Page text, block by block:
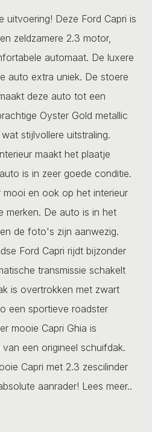
uitvoering! Deze Ford Capri is
zeldzamere 2.3 motor,
automaat. De luxere
auto extra uniek. De stoere
deze auto tot een
Oyster Gold metallic
stijlvollere uitstraling.
maakt het plaatje
is in zeer goede conditie.
mooi en ook op het interieur
merken. De auto is in het
de foto's zijn aanwezig.
Ford Capri rijdt bijzonder
transmissie schakelt
is overtrokken met zwart
een sportieve roadster
mooie Capri Ghia is
een origineel schuifdak.
Capri met 2.3 zescilinder
aanrader! Lees meer..